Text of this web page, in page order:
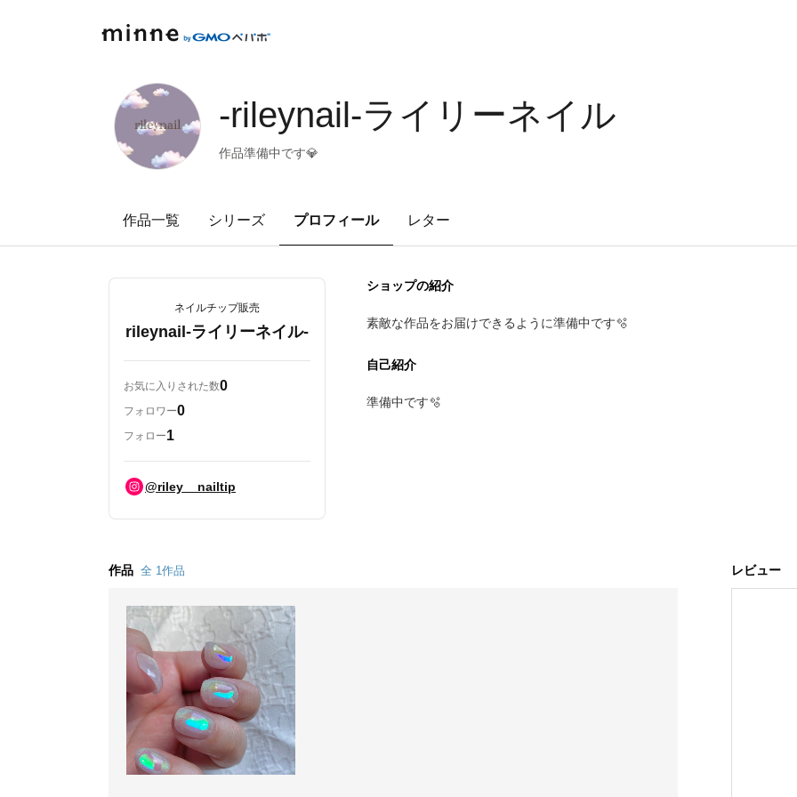
-rileynail-ライリーネイル
作品準備中です💎
作品一覧 シリーズ プロフィール レター
ネイルチップ販売
rileynail-ライリーネイル-
お気に入りされた数0
フォロワー0
フォロー1
@riley__nailtip
ショップの紹介
素敵な作品をお届けできるように準備中です🫧
自己紹介
準備中です🫧
作品 全 1作品 レビュー